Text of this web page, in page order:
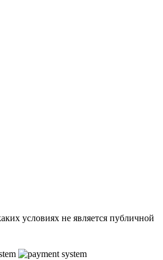
условиях не является публичной